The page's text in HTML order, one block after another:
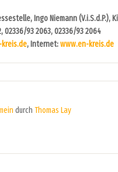
Ingo Niemann (V.i.S.d.P.),
02336/93 2063, 02336/93 2064
, Internet:www.en-kreis.de
durch Thomas Lay